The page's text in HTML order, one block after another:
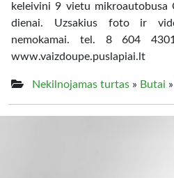
keleivini 9 vietu mikroautobusa
dienai. Uzsakius foto ir
nemokamai. tel. 8 604
www.vaizdoupe.puslapiai.lt
Nekilnojamas turtas » Butai »